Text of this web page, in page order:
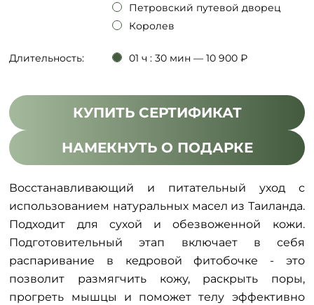
Петровский путевой дворец
Королев
Длительность: 01 ч : 30 мин — 10 900 ₽
Восстанавливающий и питательный уход с
использованием натуральных масел из Таиланда.
Подходит для сухой и обезвоженной кожи.
Подготовительный этап включает в себя
распаривание в кедровой фитобочке - это
позволит размягчить кожу, раскрыть поры,
прогреть мышцы и поможет телу эффективно
КУПИТЬ СЕРТИФИКАТ
НАМЕКНУТЬ О ПОДАРКЕ